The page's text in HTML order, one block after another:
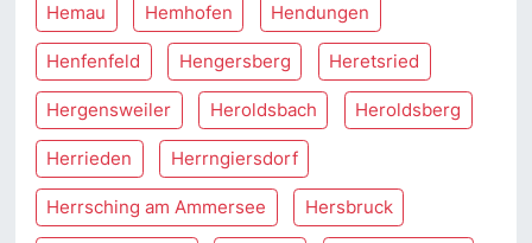
Hemau Hemhofen Hendungen
Henfenfeld Hengersberg Heretsried
Hergensweiler Heroldsbach Heroldsberg
Herrieden Herrngiersdorf
Herrsching am Ammersee Hersbruck